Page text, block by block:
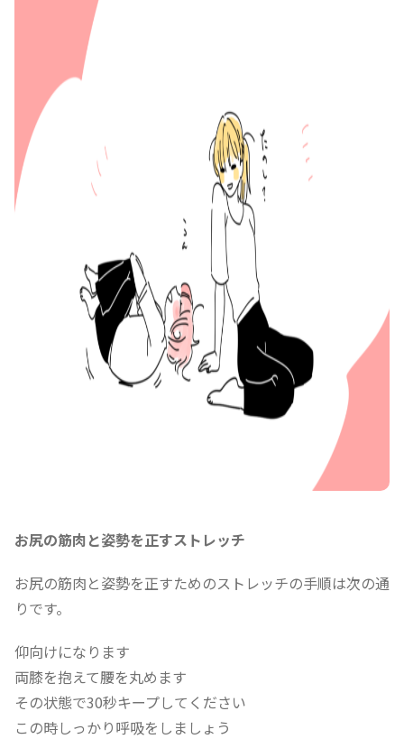
お尻の筋肉と姿勢を正すストレッチ
お尻の筋肉と姿勢を正すためのストレッチの手順は次の通
りです。
仰向けになります
両膝を抱えて腰を丸めます
その状態で30秒キープしてください
この時しっかり呼吸をしましょう